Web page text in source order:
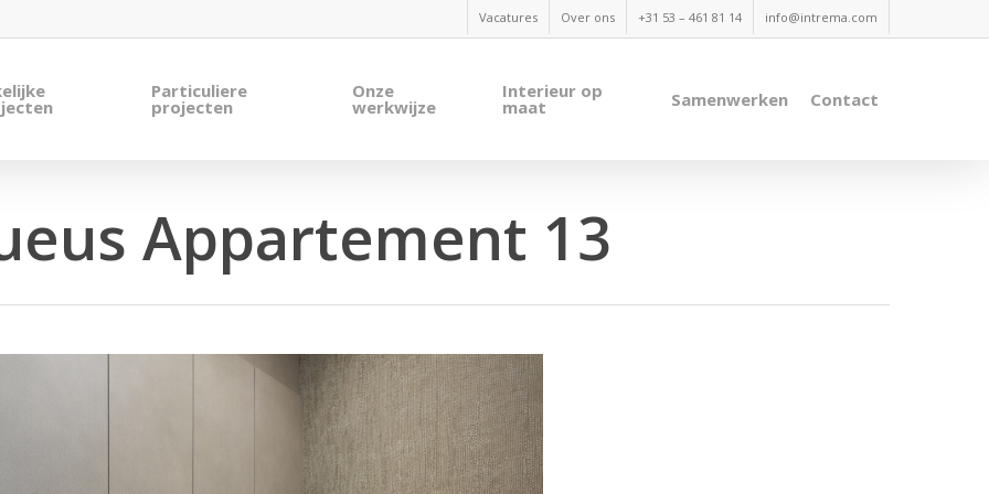
Vacatures Over ons +31 53 – 461 81 14 info@intrema.com
Particuliere
projecten
Onze
werkwijze
Interieur op
maat Samenwerken Contact
Appartement 13